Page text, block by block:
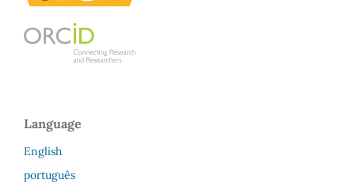
Language
English
português